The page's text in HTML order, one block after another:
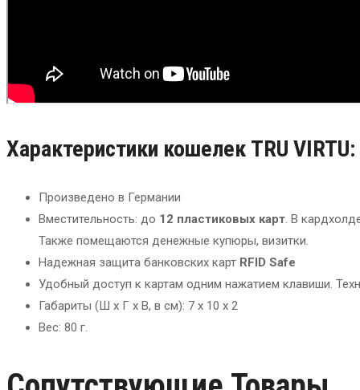
Характеристики кошелек TRU VIRTU:
Произведено в Германии
Вместительность: до 12 пластиковых карт. В
Также помещаются денежные купюры, визитки.
Надежная защита банковских карт RFID Safe
Удобный доступ к картам одним нажатием клавиши.
Габариты (Ш x Г x В, в см): 7 x 10 x 2
Вес: 80 г.